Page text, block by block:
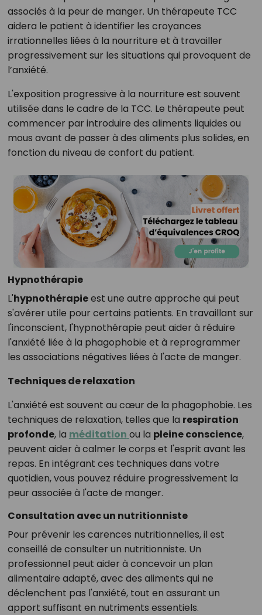
associés à la peur de manger. Un thérapeute TCC
aidera le patient à identifier les croyances
irrationnelles liées à la nourriture et à travailler
progressivement sur les situations qui provoquent de
l’anxiété.
L'exposition progressive à la nourriture est souvent
utilisée dans le cadre de la TCC. Le thérapeute peut
commencer par introduire des aliments liquides ou
mous avant de passer à des aliments plus solides, en
fonction du niveau de confort du patient.
Hypnothérapie
L'hypnothérapieest une autre approche qui peut
s'avérer utile pour certains patients. En travaillant sur
l'inconscient, l'hypnothérapie peut aider à réduire
l'anxiété liée à la phagophobie et à reprogrammer
les associations négatives liées à l'acte de manger.
Techniques de relaxation
L'anxiété est souvent au cœur de la phagophobie. Les
techniques de relaxation, telles que la respiration
profonde, la méditation ou la pleine conscience,
peuvent aider à calmer le corps et l'esprit avant les
repas. En intégrant ces techniques dans votre
quotidien, vous pouvez réduire progressivement la
peur associée à l'acte de manger.
Consultation avec un nutritionniste
Pour prévenir les carences nutritionnelles, il est
conseillé de consulter un nutritionniste. Un
professionnel peut aider à concevoir un plan
alimentaire adapté, avec des aliments qui ne
déclenchent pas l'anxiété, tout en assurant un
apport suffisant en nutriments essentiels.